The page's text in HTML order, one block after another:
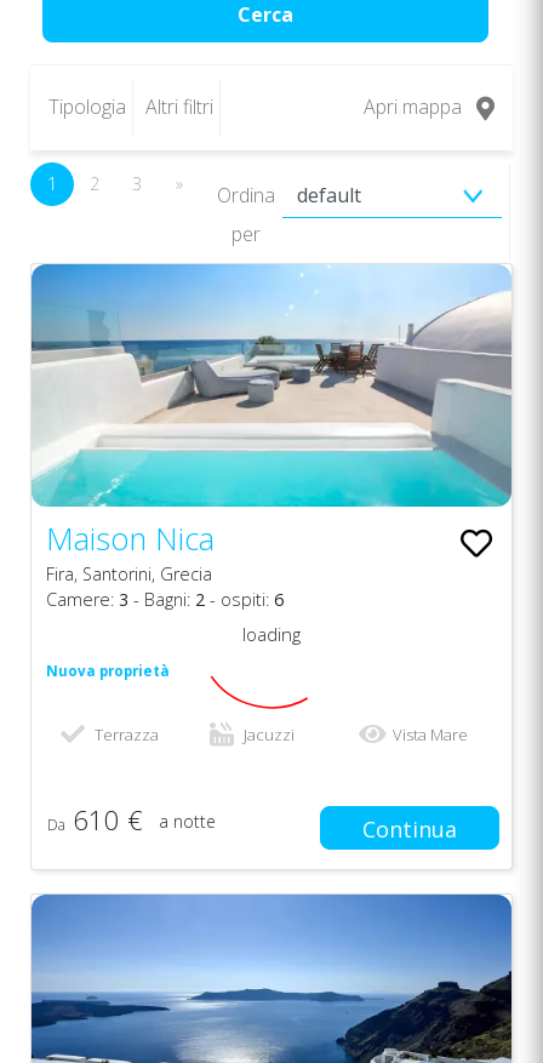
Cerca
Tipologia Altri filtri Apri mappa
1 2 3 »
Ordina
per
Maison Nica
Fira, Santorini, Grecia
Camere: 3 - Bagni: 2 - ospiti: 6
Nuova proprietà
loading
Terrazza Jacuzzi Vista Mare
Da 610 € a notte Continua